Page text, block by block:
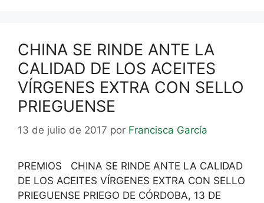
CHINA SE RINDE ANTE LA
CALIDAD DE LOS ACEITES
VÍRGENES EXTRA CON SELLO
PRIEGUENSE
13 de julio de 2017 por Francisca García
PREMIOS CHINA SE RINDE ANTE LA CALIDAD
DE LOS ACEITES VÍRGENES EXTRA CON SELLO
PRIEGUENSE PRIEGO DE CÓRDOBA, 13 DE